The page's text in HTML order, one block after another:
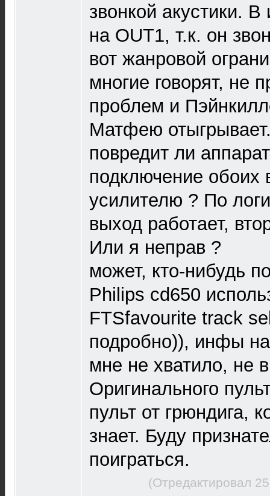
звонкой акустики. В
на OUT1, т.к. он
вот жанровой
многие говорят, не
проблем и
Матфею
повредит ли
подключение обоих
усилителю ? По
выход работает,
Или я неправ ?
может, кто-нибудь
Philips cd650
FTSfavourite track
подробно)), инфы
мне не хватило, не
Оригинального
пульт от грюндига,
знает. Буду
поиграться.
(Отредактировал